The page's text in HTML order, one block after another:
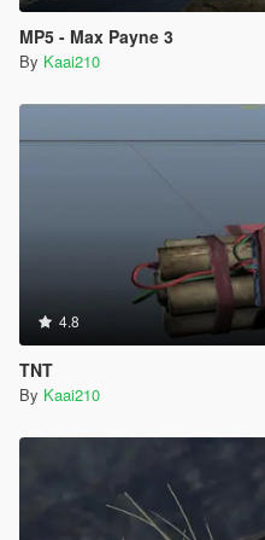
MP5 - Max Payne 3
By Kaai210
4.8
TNT
By Kaai210